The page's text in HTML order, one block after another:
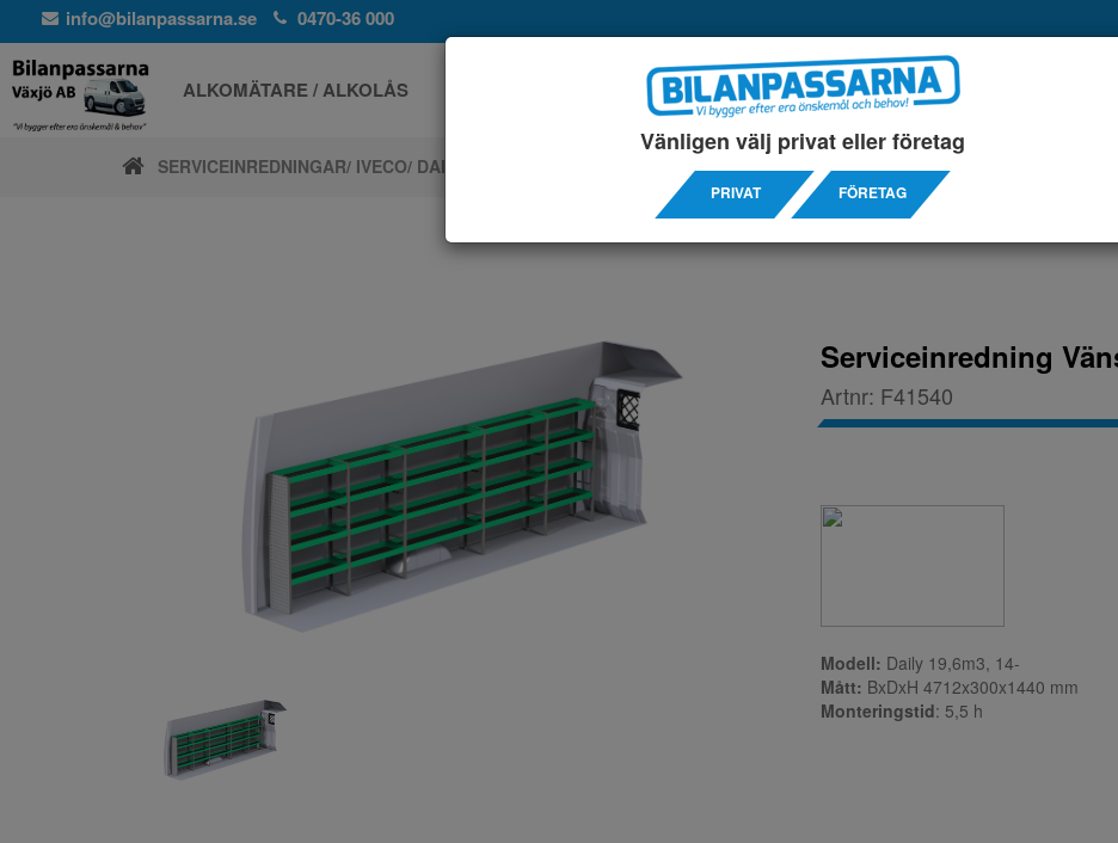
info@bilanpassarna.se 0470-36 000
ALKOMÄTARE / ALKOLÅS SERVICEINREDNINGAR TILLBEHÖRS ARTIKLAR
SERVICEINREDNINGAR/ IVECO/ DAILY 19,6M3 14-
Serviceinredning
Artnr: F41540
Modell: Daily 19,6m3, 14-
Mått: BxDxH 4712x300x1440 mm
Monteringstid: 5,5 h
Vänligen välj privat eller företag
PRIVAT FÖRETAG